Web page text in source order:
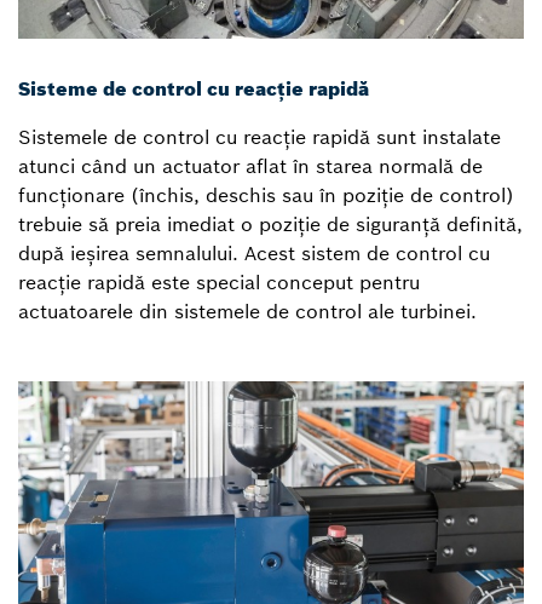
Sisteme de control cu reacție rapidă
Sistemele de control cu reacție rapidă sunt instalate
atunci când un actuator aflat în starea normală de
funcționare (închis, deschis sau în poziție de control)
trebuie să preia imediat o poziție de siguranță definită,
după ieșirea semnalului. Acest sistem de control cu
reacție rapidă este special conceput pentru
actuatoarele din sistemele de control ale turbinei.